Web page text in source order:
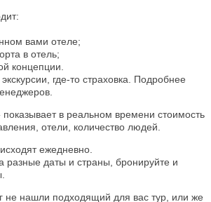
вами отеле;
в отель;
концепции.
где-то страховка. Подробнее
в реальном времени стоимость
отели, количество людей.
ежедневно.
разные даты и страны, бронируйте и
не нашли подходящий для вас тур, или же